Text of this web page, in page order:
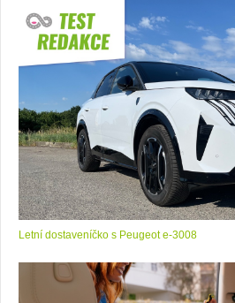
Letní dostaveníčko s Peugeot e-3008